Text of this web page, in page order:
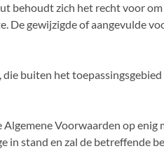
behoudt zich het recht voor
De gewijzigde of aangevulde
buiten het
Algemene Voorwaarden op
in stand en zal de betreffende